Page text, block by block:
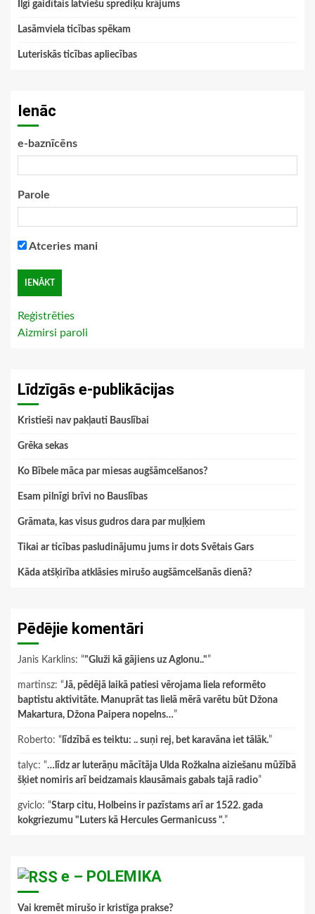
Ilgi gaidītais latviešu sprediķu krājums
Lasāmviela ticības spēkam
Luteriskās ticības apliecības
Ienāc
e-baznīcēns
Parole
Atceries mani
Reģistrēties
Aizmirsi paroli
Līdzīgās e-publikācijas
Kristieši nav pakļauti Bauslībai
Grēka sekas
Ko Bībele māca par miesas augšāmcelšanos?
Esam pilnīgi brīvi no Bauslības
Grāmata, kas visus gudros dara par muļķiem
Tikai ar ticības pasludinājumu jums ir dots Svētais Gars
Kāda atšķirība atklāsies mirušo augšāmcelšanās dienā?
Pēdējie komentāri
Janis Karklins: “"Gluži kā gājiens uz Aglonu.."”
martinsz: “Jā, pēdējā laikā patiesi vērojama liela reformēto
baptistu aktivitāte. Manuprāt tas lielā mērā varētu būt Džona
Makartura, Džona Paipera nopelns…”
Roberto: “ līdzībā es teiktu: .. suņi rej, bet karavāna iet tālāk.”
talyc: “…līdz ar luterāņu mācītāja Ulda Rožkalna aiziešanu mūžībā
šķiet nomiris arī beidzamais klausāmais gabals tajā radio”
gviclo: “Starp citu, Holbeins ir pazīstams arī ar 1522. gada
kokgriezumu "Luters kā Hercules Germanicuss ".”
e – POLEMIKA
Vai kremēt mirušo ir kristīga prakse?